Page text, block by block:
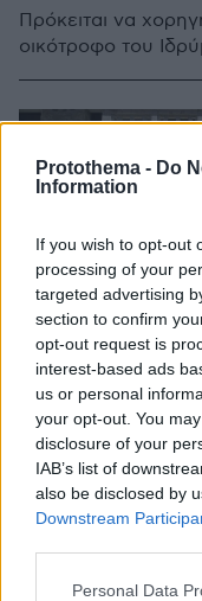
Protothema - Do
Information
If you wish to opt-out
processing of your
targeted advertising
section to confirm
opt-out request is
interest-based ads
us or personal
your opt-out. You
disclosure of your
IAB’s list of
also be disclosed by
Downstream
Please note that this
Personal Data
Πρόκειται να
οικότροφο του